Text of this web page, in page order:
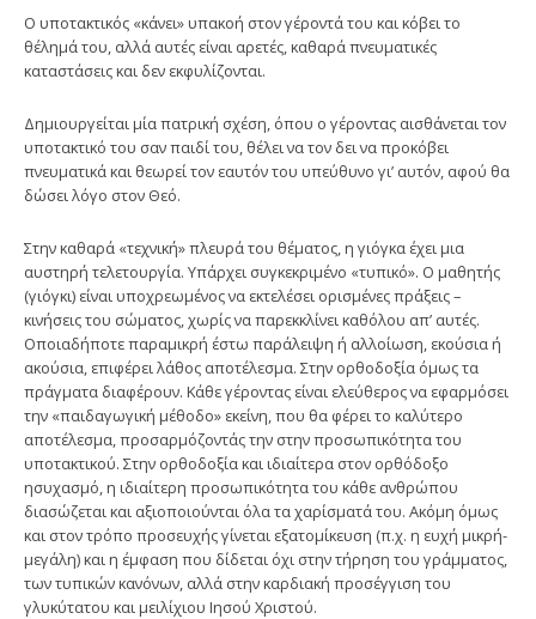
Ο υποτακτικός «κάνει» υπακοή στον γέροντά του και κόβει το
θέλημά του, αλλά αυτές είναι αρετές, καθαρά πνευματικές
καταστάσεις και δεν εκφυλίζονται.
Δημιουργείται μία πατρική σχέση, όπου ο γέροντας αισθάνεται τον
υποτακτικό του σαν παιδί του, θέλει να τον δει να προκόβει
πνευματικά και θεωρεί τον εαυτόν του υπεύθυνο γι’ αυτόν, αφού θα
δώσει λόγο στον Θεό.
Στην καθαρά «τεχνική» πλευρά του θέματος, η γιόγκα έχει μια
αυστηρή τελετουργία. Υπάρχει συγκεκριμένο «τυπικό». Ο μαθητής
(γιόγκι) είναι υποχρεωμένος να εκτελέσει ορισμένες πράξεις –
κινήσεις του σώματος, χωρίς να παρεκκλίνει καθόλου απ’ αυτές.
Οποιαδήποτε παραμικρή έστω παράλειψη ή αλλοίωση, εκούσια ή
ακούσια, επιφέρει λάθος αποτέλεσμα. Στην ορθοδοξία όμως τα
πράγματα διαφέρουν. Κάθε γέροντας είναι ελεύθερος να εφαρμόσει
την «παιδαγωγική μέθοδο» εκείνη, που θα φέρει το καλύτερο
αποτέλεσμα, προσαρμόζοντάς την στην προσωπικότητα του
υποτακτικού. Στην ορθοδοξία και ιδιαίτερα στον ορθόδοξο
ησυχασμό, η ιδιαίτερη προσωπικότητα του κάθε ανθρώπου
διασώζεται και αξιοποιούνται όλα τα χαρίσματά του. Ακόμη όμως
και στον τρόπο προσευχής γίνεται εξατομίκευση (π.χ. η ευχή μικρή-
μεγάλη) και η έμφαση που δίδεται όχι στην τήρηση του γράμματος,
των τυπικών κανόνων, αλλά στην καρδιακή προσέγγιση του
γλυκύτατου και μειλίχιου Ιησού Χριστού.